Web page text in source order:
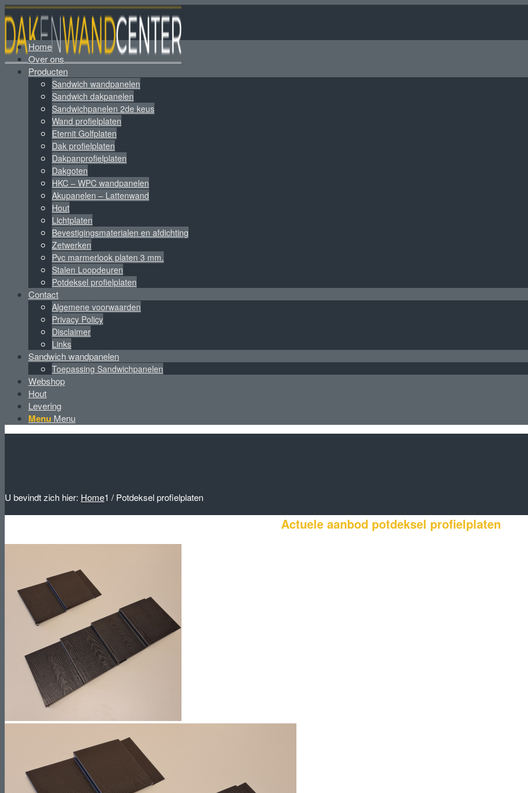
Home
Over ons
Producten
Sandwich wandpanelen
Sandwich dakpanelen
Sandwichpanelen 2de keus
Wand profielplaten
Eternit Golfplaten
Dak profielplaten
Dakpanprofielplaten
Dakgoten
HKC – WPC wandpanelen
Akupanelen – Lattenwand
Hout
Lichtplaten
Bevestigingsmaterialen en afdichting
Zetwerken
Pvc marmerlook platen 3 mm.
Stalen Loopdeuren
Potdeksel profielplaten
Contact
Algemene voorwaarden
Privacy Policy
Disclaimer
Links
Sandwich wandpanelen
Toepassing Sandwichpanelen
Webshop
Hout
Levering
Menu Menu
U bevindt zich hier: Home1 / Potdeksel profielplaten
Actuele aanbod potdeksel profielplaten